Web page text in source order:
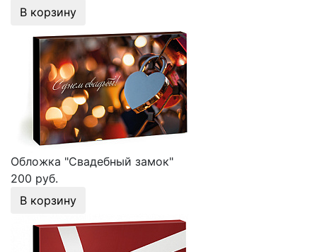
В корзину
Обложка "Свадебный замок"
200 руб.
В корзину